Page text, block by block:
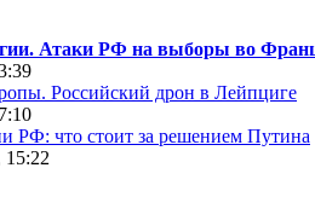
Атаки РФ на выборы во
Российский дрон в Лейпциге
РФ: что стоит за решением Путина